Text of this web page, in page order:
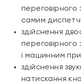
переговірного
самим
здійснення
переговірного
і машинним
здійснення
натискання